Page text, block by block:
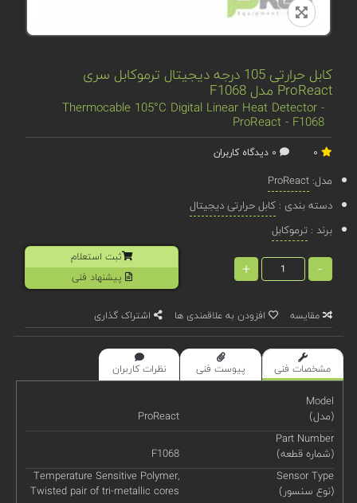
کابل حرارتی 105 درجه دیجیتال ترموکابل سری
ProReact مدل F1068
Thermocable 105°C Digital Linear Heat Detector -
ProReact - F1068
مدل:ProReact
دسته بندی :کابل حرارتی دیجیتال
برند :ترموکابل
-
+
ثبت استعلام
پیشنهاد فنی
مقایسه افزودن به علاقمندی ها اشتراک گذاری
مشخصات فنی پیوست فنی نظرات کاربران
Model
(مدل)
ProReact
Part Number
(شماره قطعه)
F1068
Sensor Type
(نوع سنسور)
Temperature Sensitive Polymer,
Twisted pair of tri-metallic cores